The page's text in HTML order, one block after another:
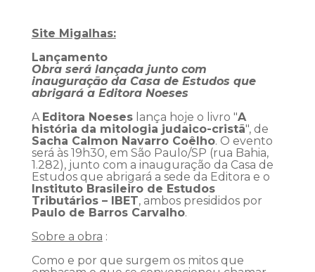
Site Migalhas:
Lançamento
Obra será lançada junto com
inauguração da Casa de Estudos que
abrigará a Editora Noeses
A Editora Noeseslança hoje o livro "A
história da mitologia judaico-cristã", de
Sacha Calmon Navarro Coêlho. O evento
será às 19h30, em São Paulo/SP (rua Bahia,
1.282), junto com a inauguração da Casa de
Estudos que abrigará a sede da Editora e o
Instituto Brasileiro de Estudos
Tributários – IBET, ambos presididos por
Paulo de Barros Carvalho.
Sobre a obra :
Como e por que surgem os mitos que